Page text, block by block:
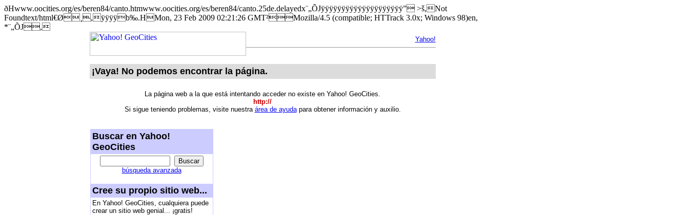
ðHwww.oocities.org/es/beren84/canto.htmwww.oocities.org/es/beren84/canto.25de.delayedx¨„ÕJÿÿÿÿÿÿÿÿÿÿÿÿÿÿÿÿÿÿÿÿ” >š,Not
Foundtext/html€Ø¸,ÿÿÿÿb‰.HMon, 23 Feb 2009 02:21:26 GMT²Mozilla/4.5 (compatible; HTTrack 3.0x; Windows 98)en,
*¨„ÕJ,
Yahoo!
¡Vaya! No podemos encontrar la página.
La página web a la que está intentando acceder no existe en Yahoo! GeoCities.
http://
Si sigue teniendo problemas, visite nuestra área de ayudapara obtener información y auxilio.
Buscar en Yahoo!
GeoCities
búsqueda avanzada
Cree su propio sitio web...
En Yahoo! GeoCities, cualquiera puede
crear un sitio web genial... ¡gratis!